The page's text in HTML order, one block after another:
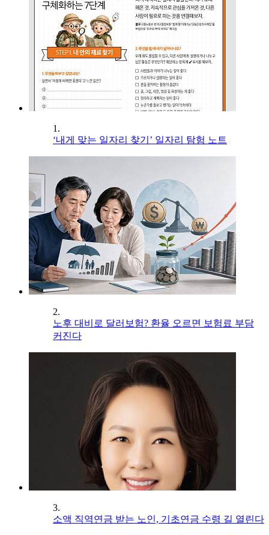
1.
‘내게 맞는 일자리 찾기’ 일자리 탐험 노트
2.
노후 대비로 달러보험? 환율 오르면 보험료 부담
커진다
3.
소액 직역연금 받는 노인, 기초연금 수령 길 열린다